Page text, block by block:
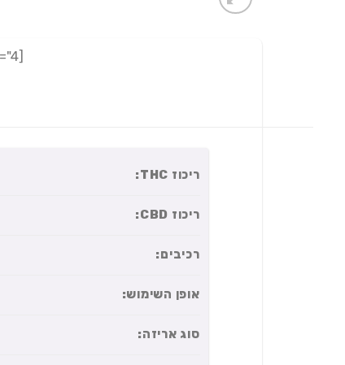
[adrotate group="4"]
ריכוז THC:
ריכוז CBD:
רכיבים:
אופן השימוש:
סוג אריזה: